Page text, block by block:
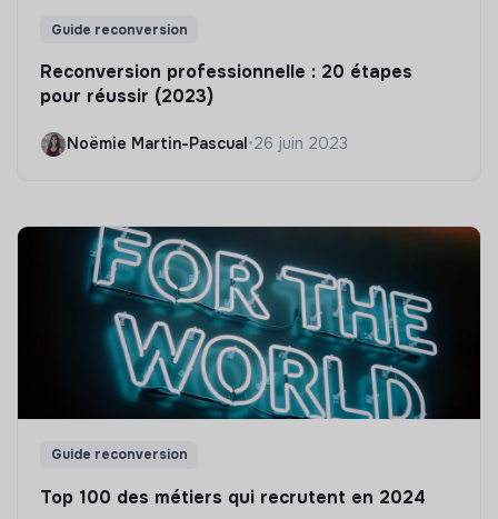
Guide reconversion
Reconversion professionnelle : 20 étapes
pour réussir (2023)
Noëmie Martin-Pascual •26 juin 2023
Guide reconversion
Top 100 des métiers qui recrutent en 2024